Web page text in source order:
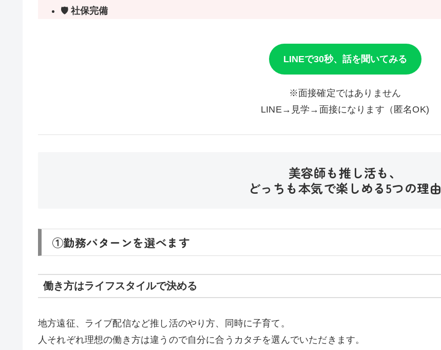
🛡️社保完備
LINEで30秒、話を聞いてみる
※面接確定ではありません
LINE→見学→面接になります（匿名OK)
美容師も推し活も、
どっちも本気で楽しめる5つの理由
①勤務パターンを選べます
働き方はライフスタイルで決める
地方遠征、ライブ配信など推し活のやり方、同時に子育て。
人それぞれ理想の働き方は違うので自分に合うカタチを選んでいただきます。